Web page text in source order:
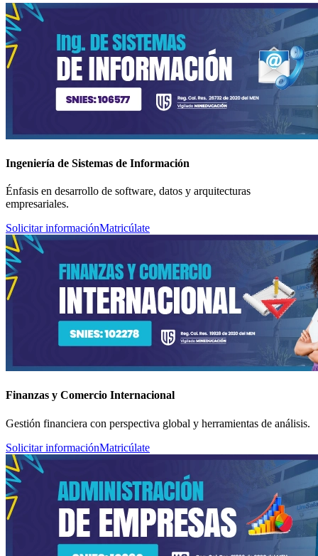
Ingeniería de Sistemas de Información
Énfasis en desarrollo de software, datos y arquitecturas
empresariales.
Solicitar informaciónMatricúlate
Finanzas y Comercio Internacional
Gestión financiera con perspectiva global y herramientas de análisis.
Solicitar informaciónMatricúlate